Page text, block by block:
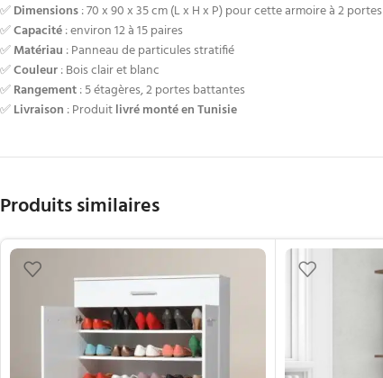
✅Dimensions: 70 x 90 x 35 cm (L x H x P) pour cette armoire à 2 portes
✅Capacité: environ 12 à 15 paires
✅Matériau : Panneau de particules stratifié
✅Couleur: Bois clair et blanc
✅Rangement: 5 étagères, 2 portes battantes
✅Livraison : Produitlivré monté en Tunisie
Produits similaires